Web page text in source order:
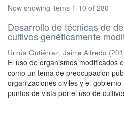
Now showing items 1-10 of 280
Desarrollo de técnicas de
cultivos genéticamente
Urzúa Gutiérrez, Jaime Alfredo (
El uso de organismos modificados
como un tema de preocupación
organizaciones civiles y el
puntos de vista por el uso de